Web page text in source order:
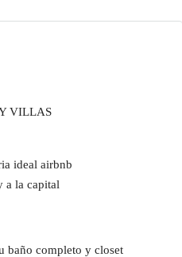
VILLAS
ideal airbnb
a la capital
baño completo y closet